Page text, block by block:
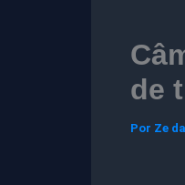
de
Por Ze